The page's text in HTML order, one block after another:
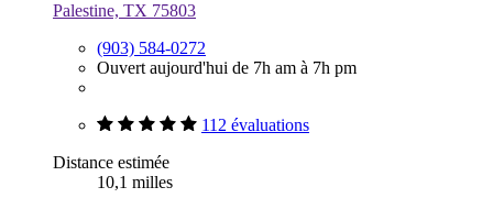
Palestine, TX 75803
(903) 584-0272
Ouvert aujourd'hui de 7h am à 7h pm
112 évaluations
Distance estimée
10,1 milles